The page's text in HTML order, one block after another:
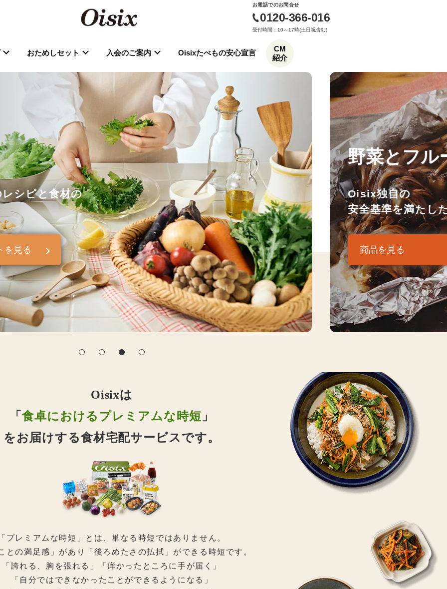
お電話でのお問合せ
0120-366-016
受付時間：10～17時(土日祝含む)
おためしセット 入会のご案内 Oisixたべもの安心宣言
CM
紹介
シピと食材の
を見る
野菜とフル
Oisix独自の
安全基準を満たし
商品を見る
Oisixは
「食卓におけるプレミアムな時短 」
をお届けする食材宅配サービスです。
プレミアムな時短」とは、 単なる時短ではありません。
との満足感」があり「後ろめたさの払拭」 ができる時短です。
「誇れる、胸を張れる」
「痒かったところに手が届く」
「自分ではできなかったことができるようになる」